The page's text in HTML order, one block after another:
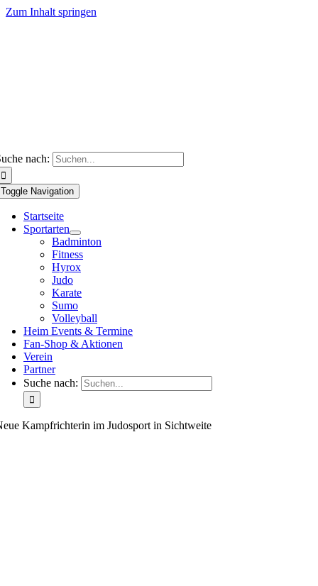
Zum Inhalt springen
nach:
Toggle Navigation
Startseite
Sportarten
Badminton
Fitness
Hyrox
Judo
Karate
Sumo
Volleyball
Heim Events & Termine
Fan-Shop & Aktionen
Verein
Partner
Suche nach:
Kampfrichterin im Judosport in Sichtweite